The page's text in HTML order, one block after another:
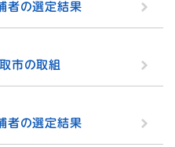
者の選定結果
市の取組
者の選定結果